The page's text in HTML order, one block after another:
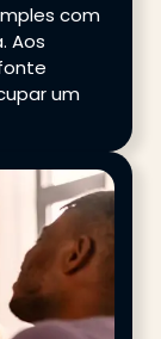
com
Aos
um